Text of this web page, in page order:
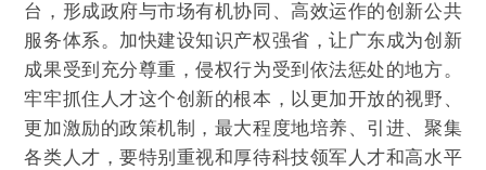
台，形成政府与市场有机协同、高效运作的创新公共
服务体系。加快建设知识产权强省，让广东成为创新
成果受到充分尊重，侵权行为受到依法惩处的地方。
牢牢抓住人才这个创新的根本，以更加开放的视野、
更加激励的政策机制，最大程度地培养、引进、聚集
各类人才，要特别重视和厚待科技领军人才和高水平